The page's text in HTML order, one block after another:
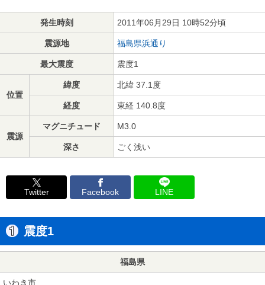
発生時刻 2011年06月29日 10時52分頃
震源地 福島県浜通り
最大震度 震度1
位置
緯度 北緯 37.1度
経度 東経 140.8度
震源
マグニチュード M3.0
深さ ごく浅い
Twitter Facebook LINE
震度1
福島県
いわき市